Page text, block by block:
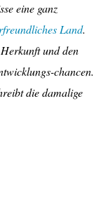
eine ganz
Land.
und den
chancen.
die damalige